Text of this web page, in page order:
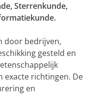
Sterrenkunde,
door bedrijven,
gesteld en
exacte richtingen. De
en